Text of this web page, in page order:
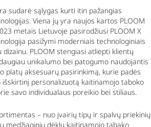
sudarė sąlygas kurti itin pažangias
Viena jų yra naujos kartos PLOOM
metais Lietuvoje pasirodžiusi PLOOM X
pasižymi moderniais technologiniais
PLOOM stengiasi atliepti klientų
unikalumo bei patogumo naudojantis
platų aksesuarų pasirinkimą, kurie padės
personalizuotą kaitinamojo taboko
savo individualaus poreikio bei stiliaus.
– nuo įvairių tipų ir spalvų priekinių
medžiaginių dėklų kaitinamojo tabako